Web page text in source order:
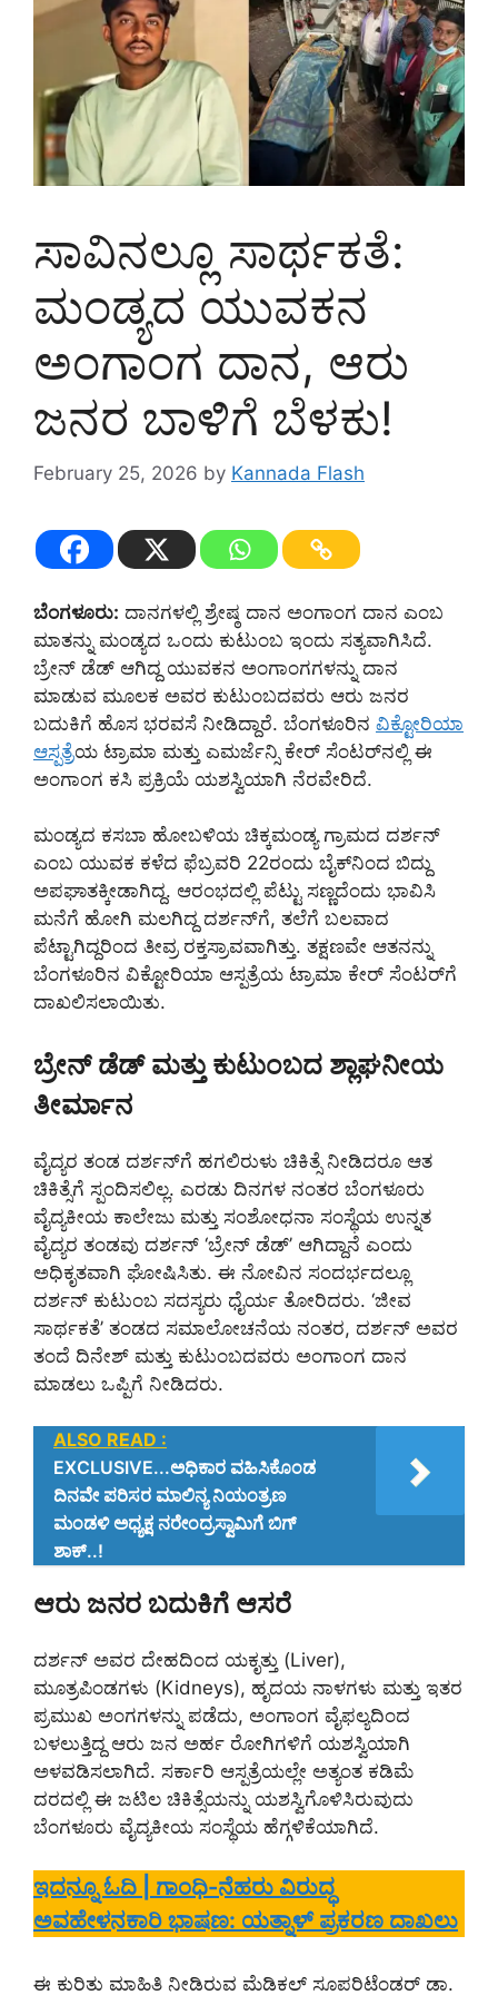
ಸಾವಿನಲ್ಲೂ ಸಾರ್ಥಕತೆ:
ಮಂಡ್ಯದ ಯುವಕನ
ಅಂಗಾಂಗ ದಾನ, ಆರು
ಜನರ ಬಾಳಿಗೆ ಬೆಳಕು!
February 25, 2026 by Kannada Flash
ಬೆಂಗಳೂರು: ದಾನಗಳಲ್ಲಿ ಶ್ರೇಷ್ಠ ದಾನ ಅಂಗಾಂಗ ದಾನ ಎಂಬ
ಮಾತನ್ನು ಮಂಡ್ಯದ ಒಂದು ಕುಟುಂಬ ಇಂದು ಸತ್ಯವಾಗಿಸಿದೆ.
ಬ್ರೇನ್‌ ಡೆಡ್‌ ಆಗಿದ್ದ ಯುವಕನ ಅಂಗಾಂಗಗಳನ್ನು ದಾನ
ಮಾಡುವ ಮೂಲಕ ಅವರ ಕುಟುಂಬದವರು ಆರು ಜನರ
ಬದುಕಿಗೆ ಹೊಸ ಭರವಸೆ ನೀಡಿದ್ದಾರೆ. ಬೆಂಗಳೂರಿನ ವಿಕ್ಟೋರಿಯಾ
ಆಸ್ಪತ್ರೆಯ ಟ್ರಾಮಾ ಮತ್ತು ಎಮರ್ಜೆನ್ಸಿ ಕೇರ್‌ ಸೆಂಟರ್‌ನಲ್ಲಿ ಈ
ಅಂಗಾಂಗ ಕಸಿ ಪ್ರಕ್ರಿಯೆ ಯಶಸ್ವಿಯಾಗಿ ನೆರವೇರಿದೆ.
ಮಂಡ್ಯದ ಕಸಬಾ ಹೋಬಳಿಯ ಚಿಕ್ಕಮಂಡ್ಯ ಗ್ರಾಮದ ದರ್ಶನ್‌
ಎಂಬ ಯುವಕ ಕಳೆದ ಫೆಬ್ರವರಿ 22ರಂದು ಬೈಕ್‌ನಿಂದ ಬಿದ್ದು
ಅಪಘಾತಕ್ಕೀಡಾಗಿದ್ದ. ಆರಂಭದಲ್ಲಿ ಪೆಟ್ಟು ಸಣ್ಣದೆಂದು ಭಾವಿಸಿ
ಮನೆಗೆ ಹೋಗಿ ಮಲಗಿದ್ದ ದರ್ಶನ್‌ಗೆ, ತಲೆಗೆ ಬಲವಾದ
ಪೆಟ್ಟಾಗಿದ್ದರಿಂದ ತೀವ್ರ ರಕ್ತಸ್ರಾವವಾಗಿತ್ತು. ತಕ್ಷಣವೇ ಆತನನ್ನು
ಬೆಂಗಳೂರಿನ ವಿಕ್ಟೋರಿಯಾ ಆಸ್ಪತ್ರೆಯ ಟ್ರಾಮಾ ಕೇರ್‌ ಸೆಂಟರ್‌ಗೆ
ದಾಖಲಿಸಲಾಯಿತು.
ಬ್ರೇನ್‌ ಡೆಡ್‌ ಮತ್ತು ಕುಟುಂಬದ ಶ್ಲಾಘನೀಯ
ತೀರ್ಮಾನ
ವೈದ್ಯರ ತಂಡ ದರ್ಶನ್‌ಗೆ ಹಗಲಿರುಳು ಚಿಕಿತ್ಸೆ ನೀಡಿದರೂ ಆತ
ಚಿಕಿತ್ಸೆಗೆ ಸ್ಪಂದಿಸಲಿಲ್ಲ. ಎರಡು ದಿನಗಳ ನಂತರ ಬೆಂಗಳೂರು
ವೈದ್ಯಕೀಯ ಕಾಲೇಜು ಮತ್ತು ಸಂಶೋಧನಾ ಸಂಸ್ಥೆಯ ಉನ್ನತ
ವೈದ್ಯರ ತಂಡವು ದರ್ಶನ್ ‘ಬ್ರೇನ್‌ ಡೆಡ್‌’ ಆಗಿದ್ದಾನೆ ಎಂದು
ಅಧಿಕೃತವಾಗಿ ಘೋಷಿಸಿತು. ಈ ನೋವಿನ ಸಂದರ್ಭದಲ್ಲೂ
ದರ್ಶನ್ ಕುಟುಂಬ ಸದಸ್ಯರು ಧೈರ್ಯ ತೋರಿದರು. ‘ಜೀವ
ಸಾರ್ಥಕತೆ’ ತಂಡದ ಸಮಾಲೋಚನೆಯ ನಂತರ, ದರ್ಶನ್ ಅವರ
ತಂದೆ ದಿನೇಶ್ ಮತ್ತು ಕುಟುಂಬದವರು ಅಂಗಾಂಗ ದಾನ
ಮಾಡಲು ಒಪ್ಪಿಗೆ ನೀಡಿದರು.
ALSO READ :
EXCLUSIVE...ಅಧಿಕಾರ ವಹಿಸಿಕೊಂಡ
ದಿನವೇ ಪರಿಸರ ಮಾಲಿನ್ಯ ನಿಯಂತ್ರಣ
ಮಂಡಳಿ ಅಧ್ಯಕ್ಷ ನರೇಂದ್ರಸ್ವಾಮಿಗೆ ಬಿಗ್
ಶಾಕ್..!
ಆರು ಜನರ ಬದುಕಿಗೆ ಆಸರೆ
ದರ್ಶನ್ ಅವರ ದೇಹದಿಂದ ಯಕೃತ್ತು (Liver),
ಮೂತ್ರಪಿಂಡಗಳು (Kidneys), ಹೃದಯ ನಾಳಗಳು ಮತ್ತು ಇತರ
ಪ್ರಮುಖ ಅಂಗಗಳನ್ನು ಪಡೆದು, ಅಂಗಾಂಗ ವೈಫಲ್ಯದಿಂದ
ಬಳಲುತ್ತಿದ್ದ ಆರು ಜನ ಅರ್ಹ ರೋಗಿಗಳಿಗೆ ಯಶಸ್ವಿಯಾಗಿ
ಅಳವಡಿಸಲಾಗಿದೆ. ಸರ್ಕಾರಿ ಆಸ್ಪತ್ರೆಯಲ್ಲೇ ಅತ್ಯಂತ ಕಡಿಮೆ
ದರದಲ್ಲಿ ಈ ಜಟಿಲ ಚಿಕಿತ್ಸೆಯನ್ನು ಯಶಸ್ವಿಗೊಳಿಸಿರುವುದು
ಬೆಂಗಳೂರು ವೈದ್ಯಕೀಯ ಸಂಸ್ಥೆಯ ಹೆಗ್ಗಳಿಕೆಯಾಗಿದೆ.
ಇದನ್ನೂ ಓದಿ | ಗಾಂಧಿ-ನೆಹರು ವಿರುದ್ಧ
ಅವಹೇಳನಕಾರಿ ಭಾಷಣ: ಯತ್ನಾಳ್ ಪ್ರಕರಣ ದಾಖಲು
ಈ ಕುರಿತು ಮಾಹಿತಿ ನೀಡಿರುವ ಮೆಡಿಕಲ್‌ ಸೂಪರಿಟೆಂಡರ್‌ ಡಾ.